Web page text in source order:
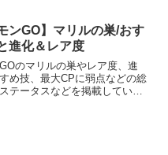
ンGO】マリルの巣/おす
進化＆レア度
のマリルの巣やレア度、進
め技、最大CPに弱点などの総
テータスなどを掲載していま